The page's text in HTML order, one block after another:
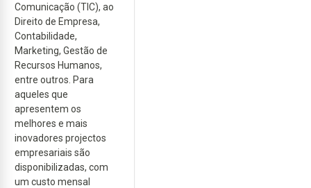
Comunicação (TIC), ao
Direito de Empresa,
Contabilidade,
Marketing, Gestão de
Recursos Humanos,
entre outros. Para
aqueles que
apresentem os
melhores e mais
inovadores projectos
empresariais são
disponibilizadas, com
um custo mensal